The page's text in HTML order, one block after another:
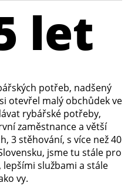
let
potřeb, nadšený
otevřel malý obchůdek ve
rybářské potřeby,
zaměstnance a větší
3 stěhování, s více než 40
jsme tu stále pro
službami a stále
vy.